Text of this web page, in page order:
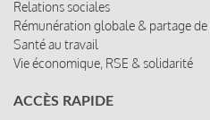
Relations sociales
Rémunération globale & partage
Santé au travail
Vie économique, RSE & solidarité
ACCÈS RAPIDE